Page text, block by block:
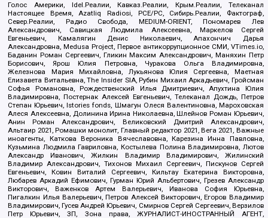
Голос Америки, Idel.Реалии, Кавказ.Реалии, Крым.Реалии, Телеканал
Настоящее Время, Azatliq Radiosi, PCE/PC, Сибирь.Реалии, Фактограф,
Север.Реалии, Радио Свобода, MEDIUM-ORIENT, Пономарев Лев
Александрович, Савицкая Людмила Алексеевна, Маркелов Сергей
Евгеньевич, Камалягин Денис Николаевич, Апахончич Дарья
Александровна, Medusa Project, Первое антикоррупционное СМИ, VTimes.io,
Баданин Роман Сергеевич, Гликин Максим Александрович, Маняхин Петр
Борисович, Ярош Юлия Петровна, Чуракова Ольга Владимировна,
Железнова Мария Михайловна, Лукьянова Юлия Сергеевна, Маетная
Елизавета Витальевна, The Insider SIA, Рубин Михаил Аркадьевич, Гройсман
Софья Романовна, Рождественский Илья Дмитриевич, Апухтина Юлия
Владимировна, Постернак Алексей Евгеньевич, Телеканал Дождь, Петров
Степан Юрьевич, Istories fonds, Шмагун Олеся Валентиновна, Мароховская
Алеся Алексеевна, Долинина Ирина Николаевна, Шлейнов Роман Юрьевич,
Анин Роман Александрович, Великовский Дмитрий Александрович,
Альтаир 2021, Ромашки монолит, Главный редактор 2021, Вега 2021, Важные
иноагенты, Каткова Вероника Вячеславовна, Карезина Инна Павловна,
Кузьмина Людмила Гавриловна, Костылева Полина Владимировна, Лютов
Александр Иванович, Жилкин Владимир Владимирович, Жилинский
Владимир Александрович, Тихонов Михаил Сергеевич, Пискунов Сергей
Евгеньевич, Ковин Виталий Сергеевич, Кильтау Екатерина Викторовна,
Любарев Аркадий Ефимович, Гурман Юрий Альбертович, Грезев Александр
Викторович, Важенков Артем Валерьевич, Иванова София Юрьевна,
Пигалкин Илья Валерьевич, Петров Алексей Викторович, Егоров Владимир
Владимирович, Гусев Андрей Юрьевич, Смирнов Сергей Сергеевич, Верзилов
Петр Юрьевич, ЗП, Зона права, ЖУРНАЛИСТ-ИНОСТРАННЫЙ АГЕНТ,